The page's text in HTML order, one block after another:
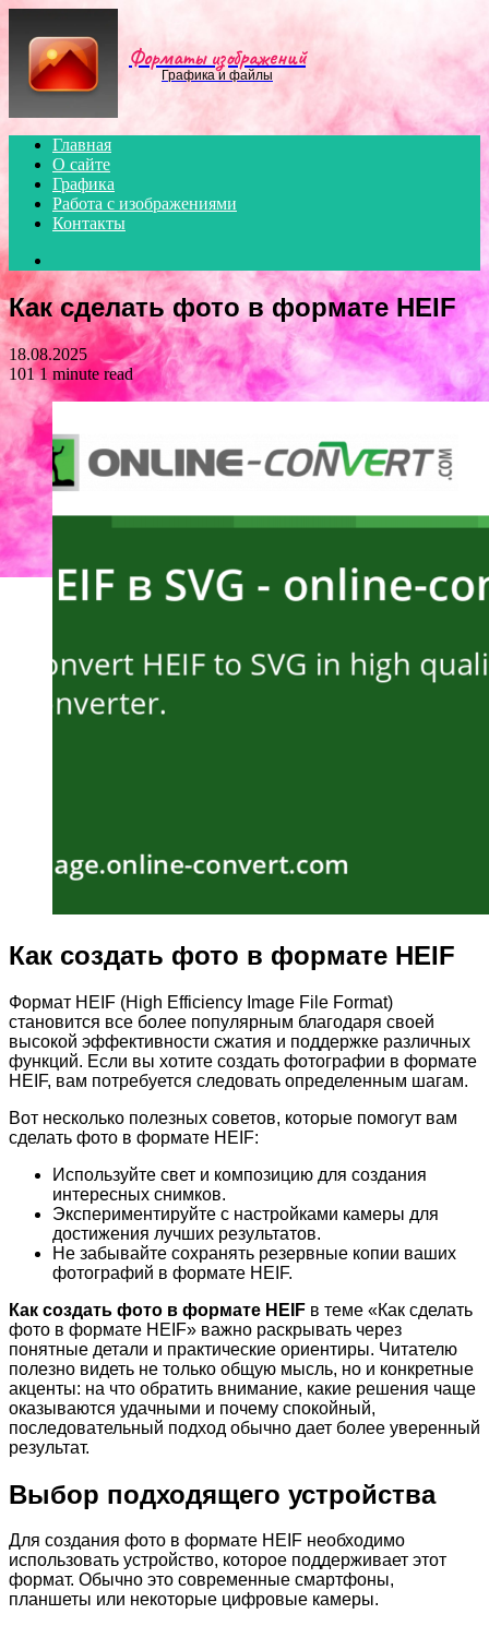
Форматы изображений
Графика и файлы
Главная
О сайте
Графика
Работа с изображениями
Контакты
for
Как сделать фото в формате HEIF
18.08.2025
1011 minute read
Как создать фото в формате HEIF
Формат HEIF (High Efficiency Image File Format)
становится все более популярным благодаря своей
высокой эффективности сжатия и поддержке различных
функций. Если вы хотите создать фотографии в формате
HEIF, вам потребуется следовать определенным шагам.
Вот несколько полезных советов, которые помогут вам
сделать фото в формате HEIF:
Используйте свет и композицию для создания
интересных снимков.
Экспериментируйте с настройками камеры для
достижения лучших результатов.
Не забывайте сохранять резервные копии ваших
фотографий в формате HEIF.
Как создать фото в формате HEIF в теме «Как сделать
фото в формате HEIF» важно раскрывать через
понятные детали и практические ориентиры. Читателю
полезно видеть не только общую мысль, но и конкретные
акценты: на что обратить внимание, какие решения чаще
оказываются удачными и почему спокойный,
последовательный подход обычно дает более уверенный
результат.
Выбор подходящего устройства
Для создания фото в формате HEIF необходимо
использовать устройство, которое поддерживает этот
формат. Обычно это современные смартфоны,
планшеты или некоторые цифровые камеры.